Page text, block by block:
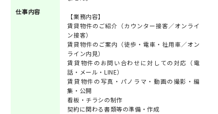
仕事内容
【業務内容】
賃貸物件のご紹介（カウンター接客／オンライ
ン接客）
賃貸物件のご案内（徒歩・電車・社用車／オン
ライン内見）
賃貸物件のお問い合わせに対しての対応（電
話・メール・LINE）
賃貸物件の写真・パノラマ・動画の撮影・編
集・公開
看板・チラシの制作
契約に関わる書類等の準備・作成